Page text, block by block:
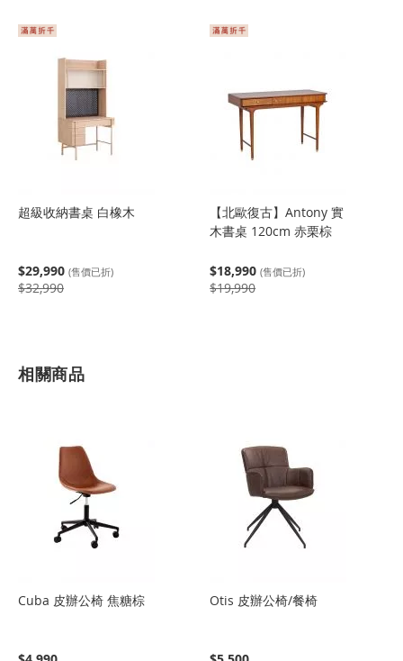
超級收納書桌 白橡木
$29,990 (售價已折)
$32,990
【北歐復古】Antony 實
木書桌 120cm 赤栗棕
$18,990 (售價已折)
$19,990
相關商品
Cuba 皮辦公椅 焦糖棕 Otis 皮辦公椅/餐椅